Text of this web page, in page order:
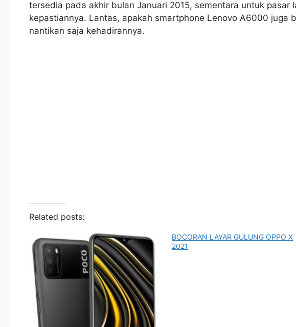
tersedia pada akhir bulan Januari 2015, sementara untuk pasar
kepastiannya. Lantas, apakah smartphone Lenovo A6000 juga
nantikan saja kehadirannya.
Related posts:
BOCORAN LAYAR GULUNG OPPO X
2021